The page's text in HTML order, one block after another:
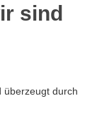
sind
überzeugt durch